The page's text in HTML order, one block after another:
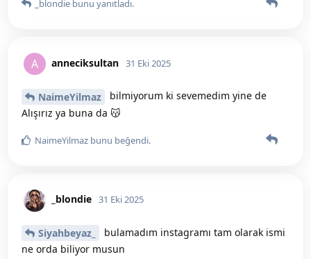
_blondie bunu yanıtladı.
A anneciksultan 31 Eki 2025
NaimeYilmaz
bilmiyorum ki sevemedim yine de
Alışırız ya buna da 😽
NaimeYilmaz bunu beğendi.
_blondie 31 Eki 2025
Siyahbeyaz_
bulamadım instagramı tam olarak ismi
ne orda biliyor musun